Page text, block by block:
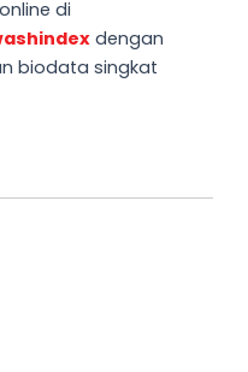
di
dengan
biodata singkat